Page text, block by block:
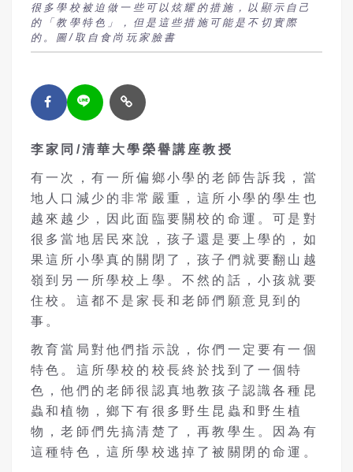
很多學校被迫做一些可以炫耀的措施，以顯示自己
的「教學特色」，但是這些措施可能是不切實際
的。圖/取自食尚玩家臉書
李家同/清華大學榮譽講座教授
有一次，有一所偏鄉小學的老師告訴我，當
地人口減少的非常嚴重，這所小學的學生也
越來越少，因此面臨要關校的命運。可是對
很多當地居民來說，孩子還是要上學的，如
果這所小學真的關閉了，孩子們就要翻山越
嶺到另一所學校上學。不然的話，小孩就要
住校。這都不是家長和老師們願意見到的
事。
教育當局對他們指示說，你們一定要有一個
特色。這所學校的校長終於找到了一個特
色，他們的老師很認真地教孩子認識各種昆
蟲和植物，鄉下有很多野生昆蟲和野生植
物，老師們先搞清楚了，再教學生。因為有
這種特色，這所學校逃掉了被關閉的命運。